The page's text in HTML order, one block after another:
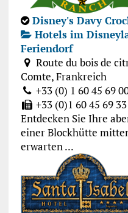
Disney's Davy
Hotels im
Feriendorf
Route du bois de
Comte, Frankreich
+33 (0) 1 60 45 69
+33 (0)1 60 45 69 33
Entdecken Sie Ihre
einer Blockhütte
erwarten ...